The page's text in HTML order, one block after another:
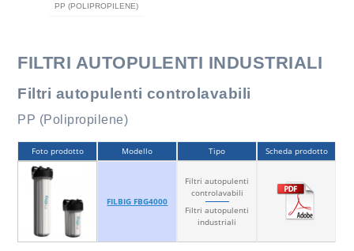
PP (POLIPROPILENE)
FILTRI AUTOPULENTI INDUSTRIALI
Filtri autopulenti controlavabili
PP (Polipropilene)
Foto prodotto Modello Tipo Scheda prodotto
FILBIG FBG4000
Filtri autopulenti
controlavabili
Filtri autopulenti
industriali